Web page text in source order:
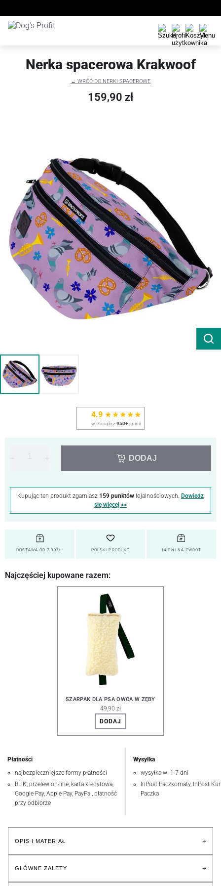
Nerka spacerowa Krakwoof
← WRÓĆ DO NERKI SPACEROWE
159,90 zł
4.9 ★★★★★
w Google z950+opinii
DODAJ
Kupując ten produkt zgarniasz 159 punktów lojalnościowych. Dowiedz
się więcej >>
DOSTAWA OD 7.99ZŁ! POLSKI PRODUKT 14 DNI NA ZWROT
Najczęściej kupowane razem:
SZARPAK DLA PSA OWCA W ZĘBY
49,90 zł
DODAJ
Płatności
najbezpieczniejsze formy płatności
BLIK, przelew on-line, karta kredytowa,
Google Pay, Apple Pay, PayPal, płatność
przy odbiorze
Wysyłka
wysyłka w: 1-7 dni
InPost Paczkomaty, InPost
Paczka
OPIS I MATERIAŁ +
GŁÓWNE ZALETY +